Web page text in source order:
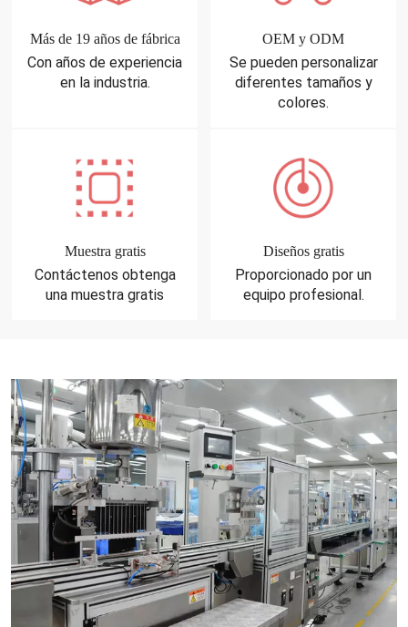
Más de 19 años de fábrica
Con años de experiencia
en la industria.
OEM y ODM
Se pueden personalizar
diferentes tamaños y
colores.
Muestra gratis
Contáctenos obtenga
una muestra gratis
Diseños gratis
Proporcionado por un
equipo profesional.